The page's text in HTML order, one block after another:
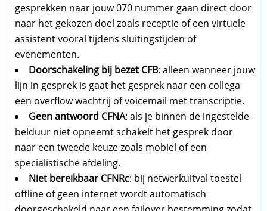
gesprekken naar jouw 070 nummer gaan direct door
naar het gekozen doel zoals receptie of een virtuele
assistent vooral tijdens sluitingstijden of
evenementen.​
Doorschakeling bij bezet CFB: alleen wanneer jouw
lijn in gesprek is gaat het gesprek naar een collega
een overflow wachtrij of voicemail met transcriptie.​
Geen antwoord CFNA: als je binnen de ingestelde
belduur niet opneemt schakelt het gesprek door
naar een tweede keuze zoals mobiel of een
specialistische afdeling.​
Niet bereikbaar CFNRc: bij netwerkuitval toestel
offline of geen internet wordt automatisch